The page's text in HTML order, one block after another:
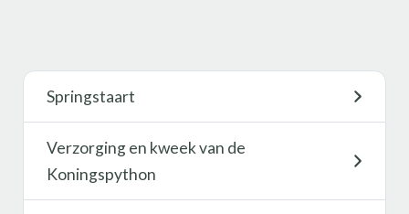
Springstaart
Verzorging en kweek van de
Koningspython